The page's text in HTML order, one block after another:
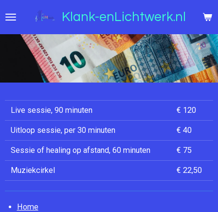
direct
naar
hoofdinhoud
Klank-enLichtwerk.nl
Live sessie, 90 minuten € 120
Uitloop sessie, per 30 minuten € 40
Sessie of healing op afstand, 60 minuten € 75
Muziekcirkel € 22,50
Home